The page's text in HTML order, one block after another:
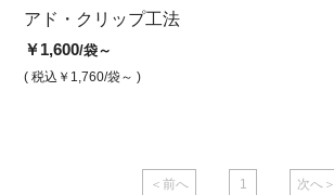
アド・クリップ工法
￥1,600/袋～
( 税込￥1,760/袋～ )
＜前へ 1 次へ＞